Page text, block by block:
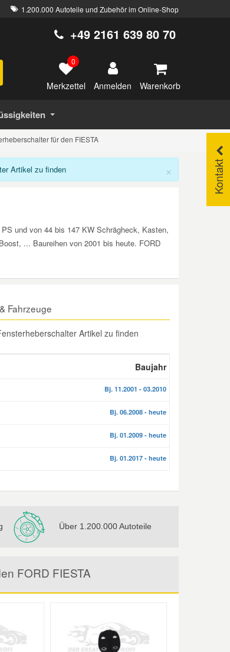
1.200.000 Autoteile und Zubehör im Online-Shop
+49 2161 639 80 70
0
Merkzettel Anmelden Warenkorb
für den FIESTA
Kontakt
×
Artikel zu finden
und von 44 bis 147 KW Schrägheck, Kasten,
... Baureihen von 2001 bis heute. FORD
Fahrzeuge
Artikel zu finden
Baujahr
Bj. 11.2001 - 03.2010
Bj. 06.2008 - heute
Bj. 01.2009 - heute
Bj. 01.2017 - heute
Über 1.200.000 Autoteile
FORD FIESTA